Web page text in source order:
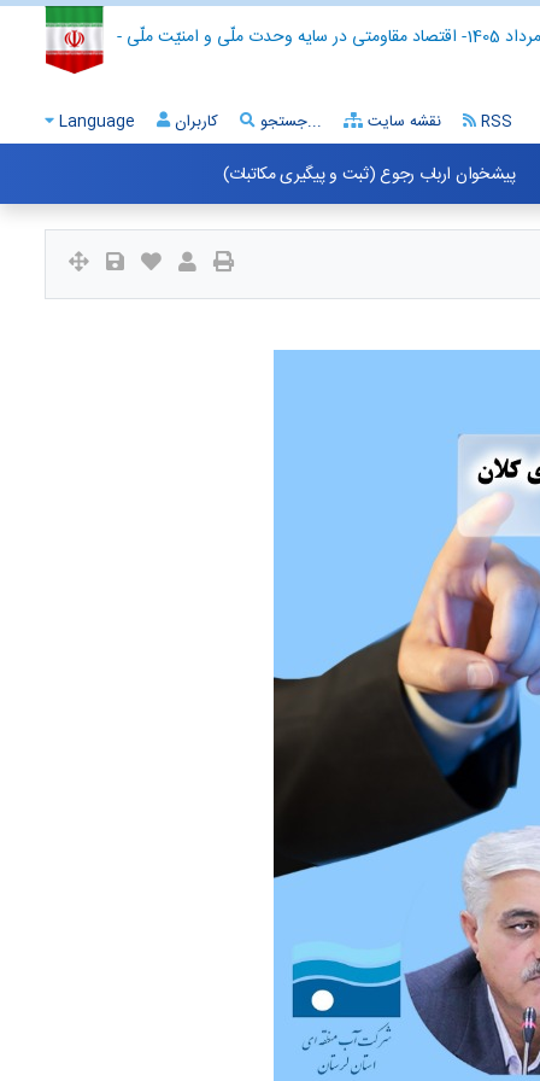
- اقتصاد مقاومتی در سایه وحدت ملّی و امنیّت ملّی -
Language کاربران جستجو... نقشه سایت RSS
پیشخوان ارباب رجوع (ثبت و پیگیری مکاتبات)